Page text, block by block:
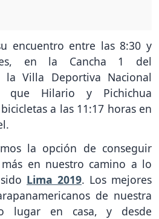
encuentro entre las 8:30 y
en la Cancha 1 del
Villa Deportiva Nacional
que Hilario y Pichichua
a las 11:17 horas en
la opción de conseguir
en nuestro camino a lo
Lima 2019. Los mejores
de nuestra
lugar en casa, y desde